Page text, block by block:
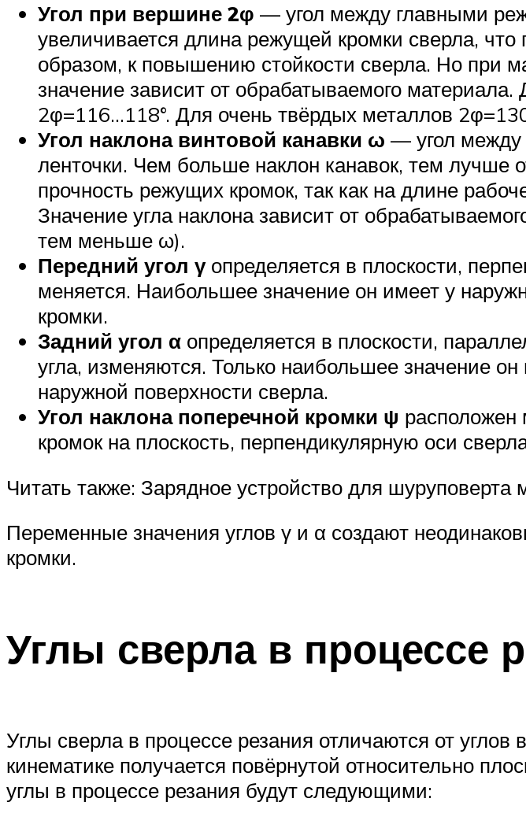
Угол при вершине 2φ — угол между главными
увеличивается длина режущей кромки сверла,
образом, к повышению стойкости сверла. Но при
значение зависит от обрабатываемого
2φ=116…118°. Для очень твёрдых металлов
Угол наклона винтовой канавки ω — угол между
ленточки. Чем больше наклон канавок, тем лучше
прочность режущих кромок, так как на длине
Значение угла наклона зависит от
тем меньше ω).
Передний угол γопределяется в плоскости,
меняется. Наибольшее значение он имеет у
кромки.
Задний угол α определяется в плоскости,
угла, изменяются. Только наибольшее значение
наружной поверхности сверла.
Угол наклона поперечной кромки ψ расположен
кромок на плоскость, перпендикулярную оси
Читать также: Зарядное устройство для шуруповерта
Переменные значения углов γ и α создают
кромки.
Углы сверла в процессе
Углы сверла в процессе резания отличаются от углов
кинематике получается повёрнутой относительно
углы в процессе резания будут следующими: